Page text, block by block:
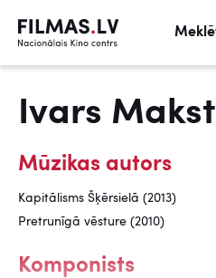
Ivars
Mūzikas autors
Kapitālisms Šķērsielā (2013)
Pretrunīgā vēsture (2010)
Komponists